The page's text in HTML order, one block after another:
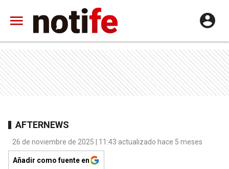
AFTERNEWS
26 de noviembre de 2025 | 11:43 actualizado hace 5 meses
Añadir como fuente en